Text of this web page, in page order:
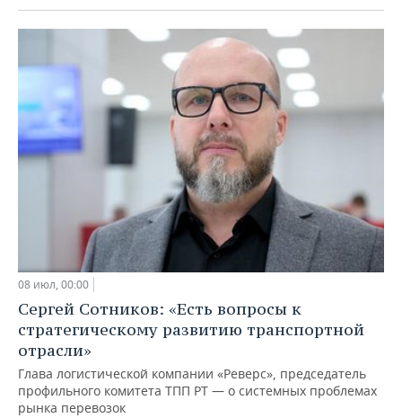
08 июл, 00:00
Сергей Сотников: «Есть вопросы к
стратегическому развитию транспортной
отрасли»
Глава логистической компании «Реверс», председатель
профильного комитета ТПП РТ — о системных проблемах
рынка перевозок